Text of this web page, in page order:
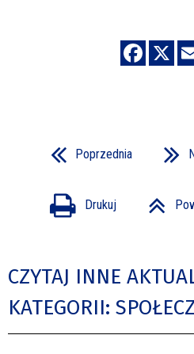
Poprzednia
Drukuj
CZYTAJ INNE
KATEGORII: